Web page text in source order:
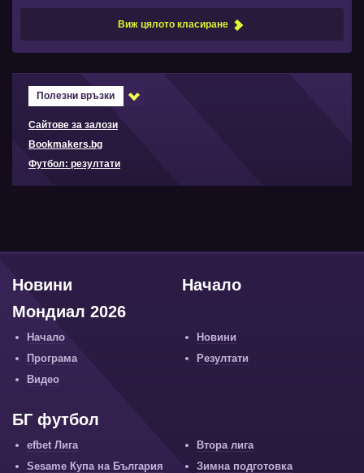
Виж цялото класиране
Полезни връзки
Сайтове за залози
Bookmakers.bg
Футбол: резултати
Начало
Новини
Мондиал 2026
Начало
Новини
Програма
Резултати
Видео
БГ футбол
efbet Лига
Втора лига
Sesame Купа на България
Зимна подготовка